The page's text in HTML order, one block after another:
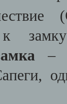
к
–